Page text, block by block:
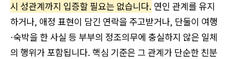
시 성관계까지 입증할 필요는 없습니다. 연인 관계를 유지
하거나, 애정 표현이 담긴 연락을 주고받거나, 단둘이 여행
·숙박을 한 사실 등 부부의 정조의무에 충실하지 않은 일체
의 행위가 포함됩니다. 핵심 기준은 그 관계가 단순한 친분